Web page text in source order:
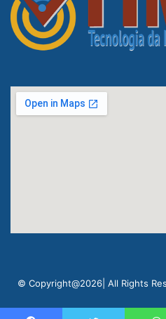
© Copyright@2026| All Rights